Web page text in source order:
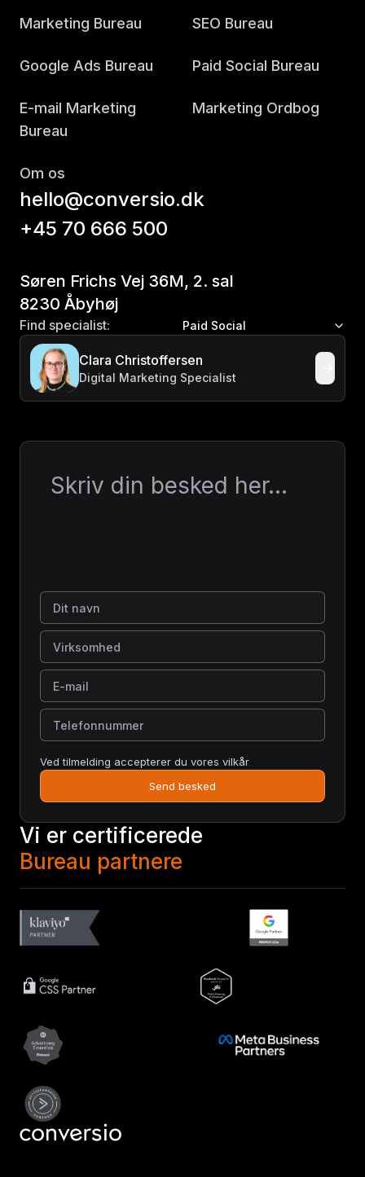
Marketing Bureau SEO Bureau
Google Ads Bureau Paid Social Bureau
E-mail Marketing
Bureau
Marketing Ordbog
Om os
hello@conversio.dk
+45 70 666 500
Søren Frichs Vej 36M, 2. sal
8230 Åbyhøj
Find specialist: Paid Social
Clara Christoffersen
Digital Marketing Specialist
Dit navn
Virksomhed
E-mail
Telefonnummer
Ved tilmelding accepterer du vores vilkår
Send besked
Vi er certificerede
Bureau partnere